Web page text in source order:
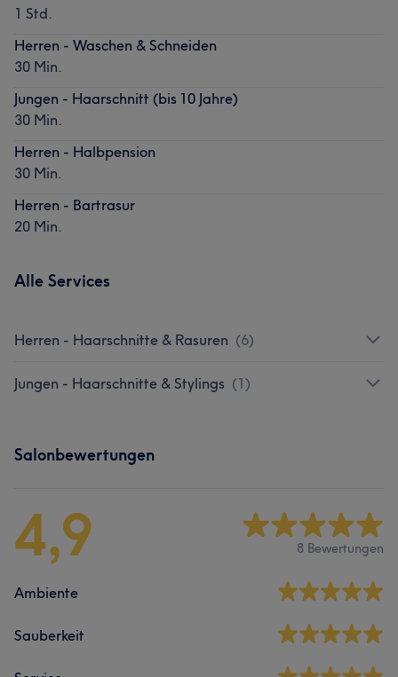
1 Std.
Herren - Waschen & Schneiden
30 Min.
Jungen - Haarschnitt (bis 10 Jahre)
30 Min.
Herren - Halbpension
30 Min.
Herren - Bartrasur
20 Min.
Alle Services
Herren - Haarschnitte & Rasuren (6)
Jungen - Haarschnitte & Stylings (1)
Salonbewertungen
4,9 8 Bewertungen
Ambiente
Sauberkeit